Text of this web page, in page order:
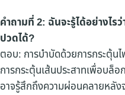
คำถามที่ 2: ฉันจะรู้ได้อย่างไร
ปวดได้?
ตอบ: การบำบัดด้วยการกระตุ้น
การกระตุ้นเส้นประสาทเพื่อบ
อาจรู้สึกถึงความผ่อนคลายหลัง